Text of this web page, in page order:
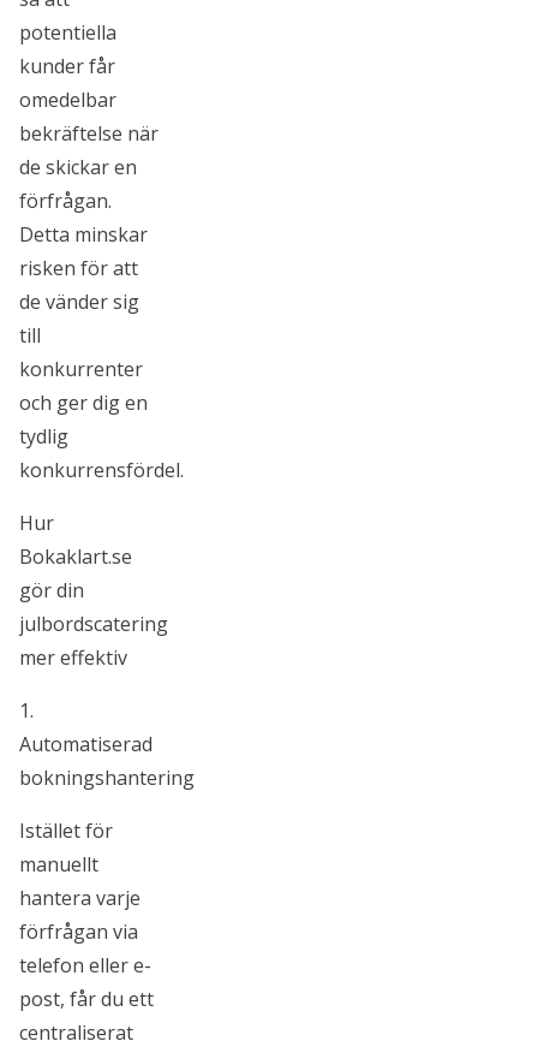
potentiella
kunder får
omedelbar
bekräftelse när
de skickar en
förfrågan.
Detta minskar
risken för att
de vänder sig
till
konkurrenter
och ger dig en
tydlig
konkurrensfördel.
Hur
Bokaklart.se
gör din
julbordscatering
mer effektiv
1.
Automatiserad
bokningshantering
Istället för
manuellt
hantera varje
förfrågan via
telefon eller e-
post, får du ett
centraliserat